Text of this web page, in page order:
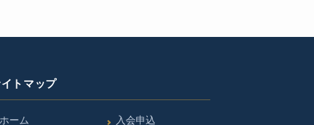
トマップ
ホーム 入会申込